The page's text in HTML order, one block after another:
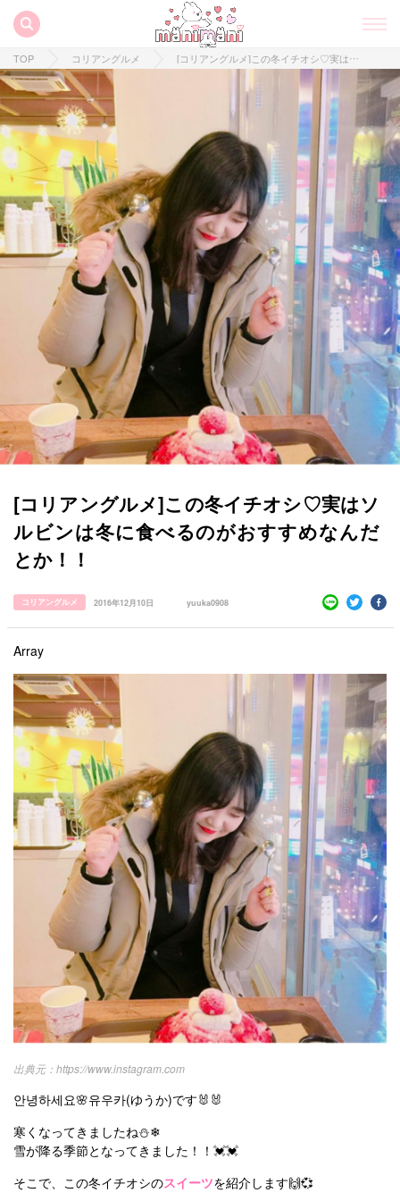
すべての記事
manimani について
カテゴリー一覧
タグ一覧
キュレーター一覧
運営会社
利用規約
プライバシーポリシー
お問い合わせ
韓国旅行 韓国ファッション 韓国アイドル
メイク ファッション
kpop 韓国メイク
オルチャンメイク twice 人気 アイドル
韓国ドラマ カフェ かわいい
TOP コリアングルメ [コリアングルメ]この冬イチオシ♡実はソルビンは冬に食べるのがおすすめなんだとか！！
[コリアングルメ]この冬イチオシ♡実はソ
ルビンは冬に食べるのがおすすめなんだ
とか！！
コリアングルメ 2016年12月10日 yuuka0908
Array
https://www.instagram.com
안녕하세요🌸유우카(ゆうか)です🐰🐰
寒くなってきましたね⛄❄
雪が降る季節となってきました！！💓💓
そこで、この冬イチオシのスイーツを紹介します🙌💞